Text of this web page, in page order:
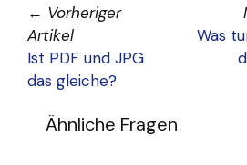
← Vorheriger
Artikel
Ist PDF und JPG
das gleiche?
Was
Ähnliche Fragen